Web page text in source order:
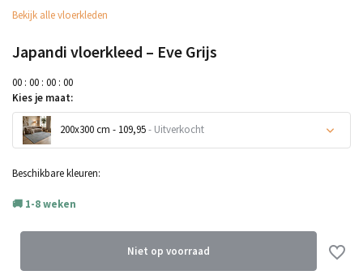
Bekijk alle vloerkleden
Japandi vloerkleed – Eve Grijs
00 : 00 : 00 : 00
Kies je maat:
200x300 cm - 109,95- Uitverkocht
Uitverkocht
Beschikbare kleuren:
1-8 weken
Niet op voorraad